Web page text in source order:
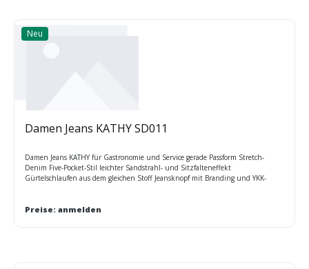
Neu
Damen Jeans KATHY SD011
Damen Jeans KATHY für Gastronomie und Service gerade Passform Stretch-
Denim Five-Pocket-Stil leichter Sandstrahl- und Sitzfalteneffekt
Gürtelschlaufen aus dem gleichen Stoff Jeansknopf mit Branding und YKK-
Preise: anmelden